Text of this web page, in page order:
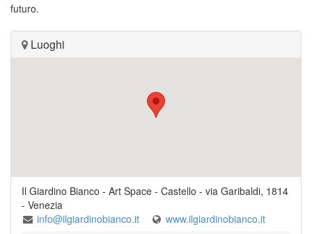
futuro.
Luoghi
Il Giardino Bianco - Art Space - Castello - via Garibaldi, 1814
- Venezia
info@ilgiardinobianco.it
www.ilgiardinobianco.it